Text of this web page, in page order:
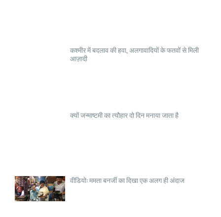
कश्मीर में बदलाव की हवा, अलगावादियों के फतवों से मिली
आज़ादी
क्यों जन्माष्टमी का त्यौहार दो दिन मनाया जाता है
वीडियो: ममता बनर्जी का दिखा एक अलग ही अंदाज